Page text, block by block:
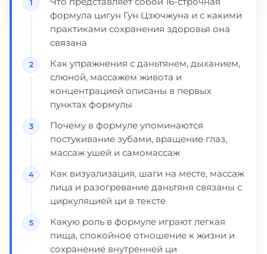
формула цигун Гун Цзючжуна и с какими
практиками сохранения здоровья она
связана
Как упражнения с даньтянем, дыханием,
слюной, массажем живота и
концентрацией описаны в первых
пунктах формулы
Почему в формуле упоминаются
постукивание зубами, вращение глаз,
массаж ушей и самомассаж
Как визуализация, шаги на месте, массаж
лица и разогревание даньтяня связаны с
циркуляцией ци в тексте
Какую роль в формуле играют легкая
пища, спокойное отношение к жизни и
сохранение внутренней ци